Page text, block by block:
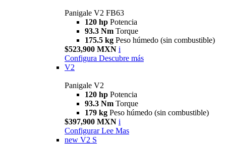
Panigale V2 FB63
120 hp Potencia
93.3 Nm Torque
175.5 kg Peso húmedo (sin combustible)
$523,900 MXN i
Configura Descubre más
V2
Panigale V2
120 hp Potencia
93.3 Nm Torque
179 kg Peso húmedo (sin combustible)
$397,900 MXN i
Configurar Lee Mas
new V2 S